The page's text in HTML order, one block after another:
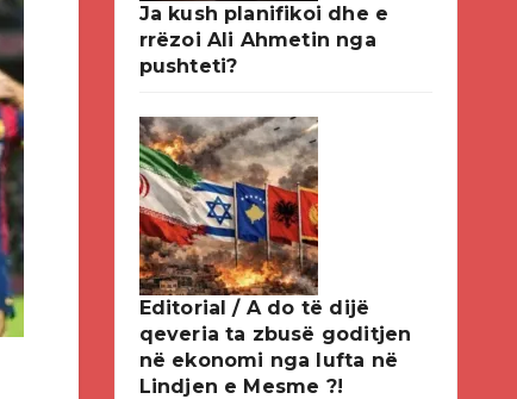
Ja kush planifikoi dhe e
rrëzoi Ali Ahmetin nga
pushteti?
Editorial / A do të dijë
qeveria ta zbusë goditjen
në ekonomi nga lufta në
Lindjen e Mesme ?!